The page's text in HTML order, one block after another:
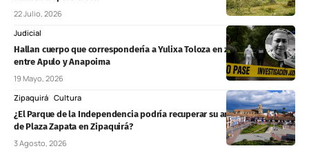
22 Julio, 2026
Judicial
Hallan cuerpo que correspondería a Yulixa Toloza en zona boscosa
entre Apulo y Anapoima
19 Mayo, 2026
Zipaquirá Cultura
¿El Parque de la Independencia podría recuperar su antiguo nombre
de Plaza Zapata en Zipaquirá?
3 Agosto, 2026